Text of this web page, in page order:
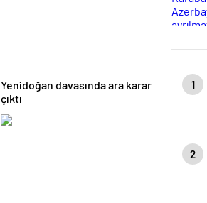
Yenidoğan davasında ara karar
çıktı
1
2